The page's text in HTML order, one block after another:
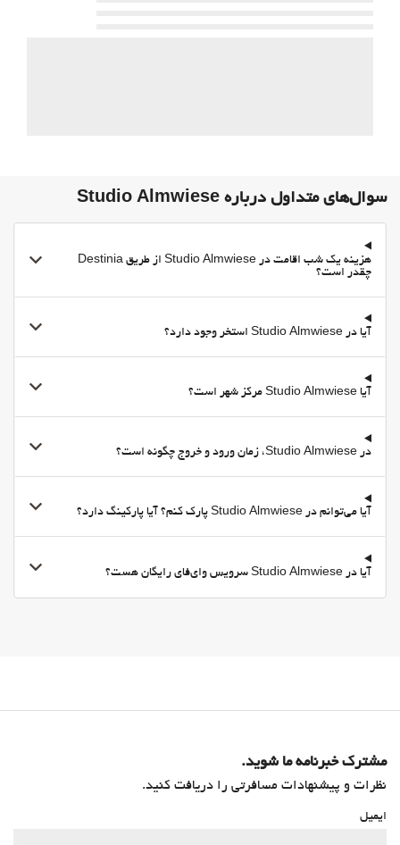
مسیرهای دوچرخه سواری
پارکینگ
پارکینگ رایگان
Accessible Parking
اینترنت
وای-فای
وای‌فای در تمامی بخش‌ها در دسترس است
اینترنت
سوال‌های متداول درباره Studio Almwiese
هزینه یک شب اقامت در Studio Almwiese از طریق Destinia
چقدر است؟
آیا در Studio Almwiese استخر وجود دارد؟
آیا Studio Almwiese مرکز شهر است؟
در Studio Almwiese، زمان ورود و خروج چگونه است؟
آیا می‌توانم در Studio Almwiese پارک کنم؟ آیا پارکینگ دارد؟
آیا در Studio Almwiese سرویس وای‌فای رایگان هست؟
مشترک خبرنامه ما شوید.
نظرات و پیشنهادات مسافرتی را دریافت کنید.
ایمیل